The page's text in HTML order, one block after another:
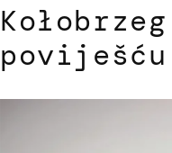
poviješću